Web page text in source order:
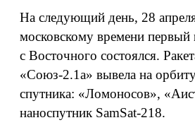
На следующий день, 28
московскому времени первый
с Восточного состоялся.
«Союз-2.1а» вывела на
спутника: «Ломоносов»,
наноспутник SamSat-218.